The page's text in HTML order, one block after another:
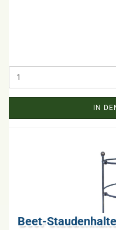
IN
Beet-​